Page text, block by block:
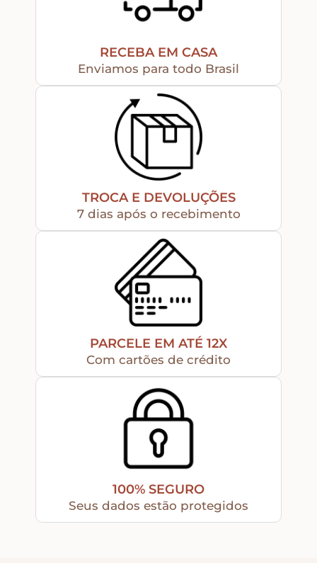
Rendas – Passamanarias – Fitas
Cordões São Francisco – Cordas
Apliques de Resina
Papéis – Scrapbook – Botons
Imagens para Sublimação
Acabamentos
Base para Artesanato – Primers – Gesso
Tintas
RECEBA EM CASA
Enviamos para todo Brasil
TROCA E DEVOLUÇÕES
7 dias após o recebimento
PARCELE EM ATÉ 12X
Com cartões de crédito
100% SEGURO
Seus dados estão protegidos